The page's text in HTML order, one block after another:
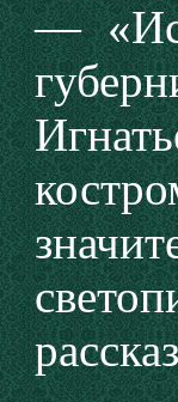
—